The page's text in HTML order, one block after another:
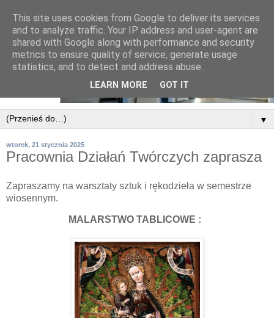
▼
wtorek, 21 stycznia 2025
Pracownia Działań Twórczych zaprasza
Zapraszamy na warsztaty sztuk i rękodzieła w semestrze
wiosennym.
MALARSTWO TABLICOWE :
This site uses cookies from Google to deliver its services
and to analyze traffic. Your IP address and user-agent are
shared with Google along with performance and security
metrics to ensure quality of service, generate usage
statistics, and to detect and address abuse.
LEARN MORE GOT IT